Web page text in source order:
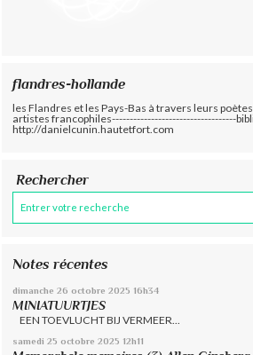
flandres-hollande
les Flandres et les Pays-Bas à travers leurs
artistes francophiles-----------------------------------
http://danielcunin.hautetfort.com
Rechercher
Notes récentes
dimanche 26 octobre 2025 16h34
MINIATUURTJES
EEN TOEVLUCHT BIJ VERMEER...
samedi 25 octobre 2025 12h11